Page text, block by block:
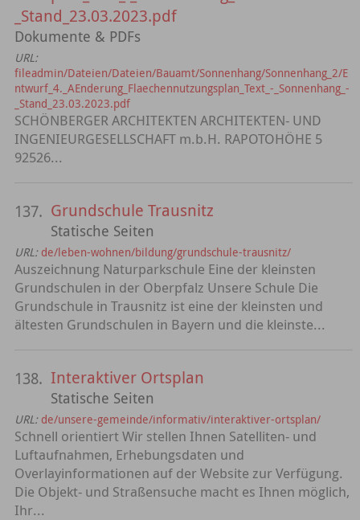
_Stand_23.03.2023.pdf
Dokumente & PDFs
URL:
fileadmin/Dateien/Dateien/Bauamt/Sonnenhang/Sonnenhang_2/E
ntwurf_4._AEnderung_Flaechennutzungsplan_Text_-_Sonnenhang_-
_Stand_23.03.2023.pdf
SCHÖNBERGER ARCHITEKTEN ARCHITEKTEN- UND
INGENIEURGESELLSCHAFT m.b.H. RAPOTOHÖHE 5
92526...
137. Grundschule Trausnitz
Statische Seiten
URL: de/leben-wohnen/bildung/grundschule-trausnitz/
Auszeichnung Naturparkschule Eine der kleinsten
Grundschulen in der Oberpfalz Unsere Schule Die
Grundschule in Trausnitz ist eine der kleinsten und
ältesten Grundschulen in Bayern und die kleinste...
138. Interaktiver Ortsplan
Statische Seiten
URL: de/unsere-gemeinde/informativ/interaktiver-ortsplan/
Schnell orientiert Wir stellen Ihnen Satelliten- und
Luftaufnahmen, Erhebungsdaten und
Overlayinformationen auf der Website zur Verfügung.
Die Objekt- und Straßensuche macht es Ihnen möglich,
Ihr...